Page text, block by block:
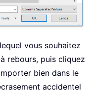
vous souhaitez
rebours, puis cliquez
bien dans le
accidentel